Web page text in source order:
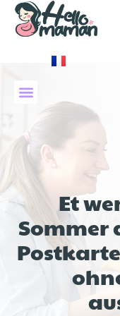
Et
Sommer